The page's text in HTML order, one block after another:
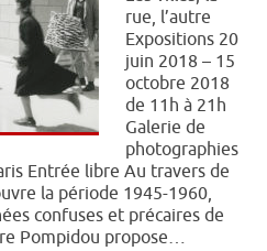
rue, l’autre
Expositions 20
juin 2018 – 15
octobre 2018
de 11h à 21h
Galerie de
photographies
Entrée libre Au travers de
la période 1945-1960,
confuses et précaires de
Pompidou propose…